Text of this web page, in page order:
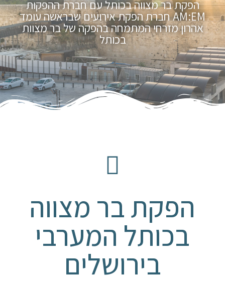
הפקת בר מצווה בכותל עם חברת ההפקות
AM:EM חברת הפקת אירועים שבראשה עומד
אהרון מזרחי המתמחה בהפקה של בר מצוות
בכותל
הפקת בר מצווה
בכותל המערבי
בירושלים